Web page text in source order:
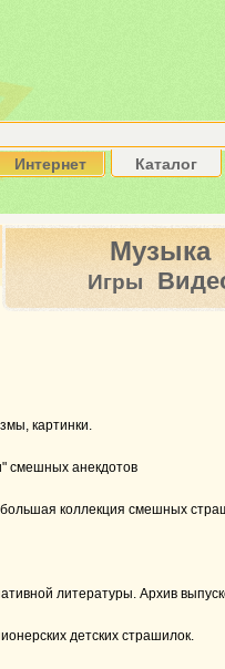
Интернет Каталог
Музыка
Игры
картинки.
смешных анекдотов
коллекция смешных
литературы. Архив
детских страшилок.